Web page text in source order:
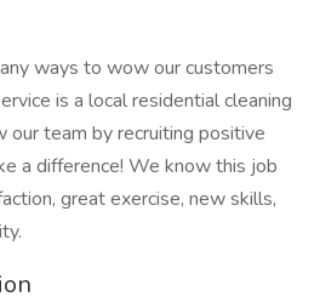
ways to wow our customers
is a local residential cleaning
our team by recruiting positive
a difference! We know this job
great exercise, new skills,